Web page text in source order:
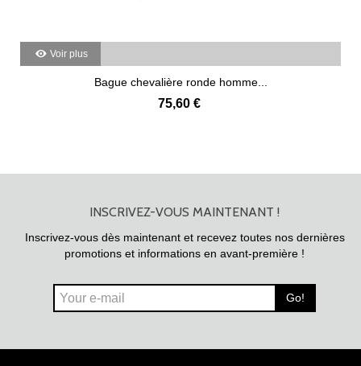
Voir plus
Bague chevalière ronde homme...
75,60 €
INSCRIVEZ-VOUS MAINTENANT !
Inscrivez-vous dès maintenant et recevez toutes nos dernières
promotions et informations en avant-première !
Go!